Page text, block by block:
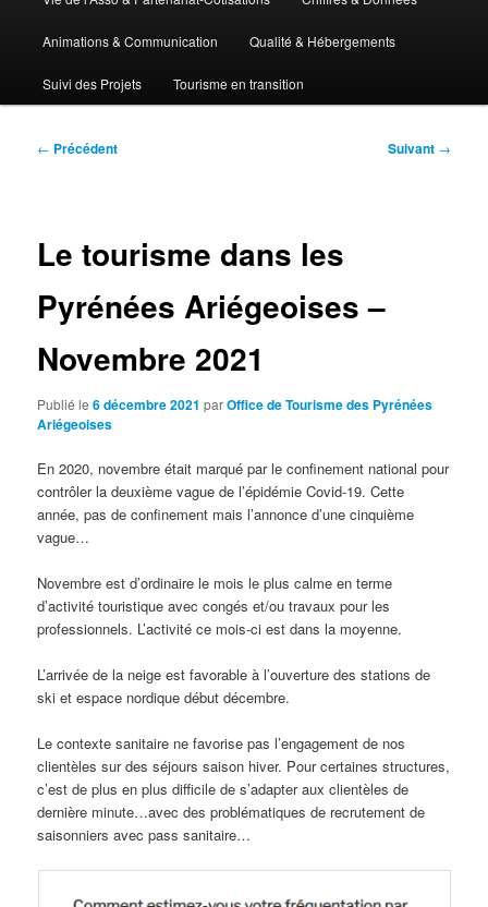
Animations & Communication Qualité & Hébergements
Suivi des Projets Tourisme en transition
Navigation
← Précédent Suivant →
Le tourisme dans les
Pyrénées Ariégeoises –
Novembre 2021
Publié le6 décembre 2021 parOffice de Tourisme des Pyrénées
Ariégeoises
En 2020, novembre était marqué par le confinement national pour
contrôler la deuxième vague de l’épidémie Covid-19. Cette
année, pas de confinement mais l’annonce d’une cinquième
vague…
Novembre est d’ordinaire le mois le plus calme en terme
d’activité touristique avec congés et/ou travaux pour les
professionnels. L’activité ce mois-ci est dans la moyenne.
L’arrivée de la neige est favorable à l’ouverture des stations de
ski et espace nordique début décembre.
Le contexte sanitaire ne favorise pas l’engagement de nos
clientèles sur des séjours saison hiver. Pour certaines structures,
c’est de plus en plus difficile de s’adapter aux clientèles de
dernière minute…avec des problématiques de recrutement de
saisonniers avec pass sanitaire…